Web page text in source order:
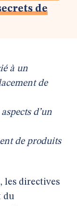
de
à un
de
d’un
de produits
les directives
du